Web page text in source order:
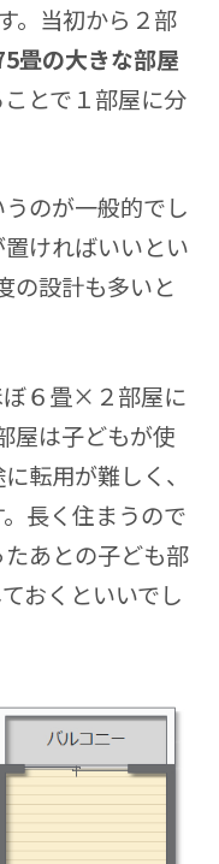
。当初から２部
畳の大きな部屋
とで１部屋に分
のが一般的でし
ければいいとい
の設計も多いと
ぼ６畳×２部屋に
屋は子どもが使
転用が難しく、
長く住まうので
あとの子ども部
おくといいでし